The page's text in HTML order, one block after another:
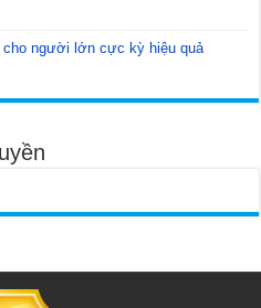
cho người lớn cực kỳ hiệu quả